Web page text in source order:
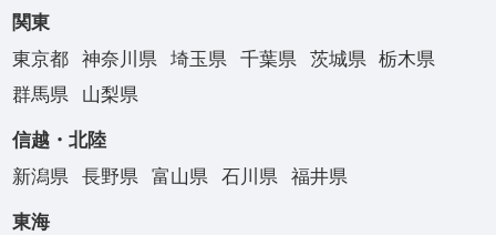
関東
東京都
神奈川県 埼玉県 千葉県 茨城県
栃木県
群馬県
山梨県
信越・北陸
新潟県
長野県 富山県 石川県 福井県
東海